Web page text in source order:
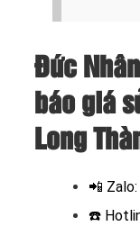
Đức
báo giá
Long
📲
☎️